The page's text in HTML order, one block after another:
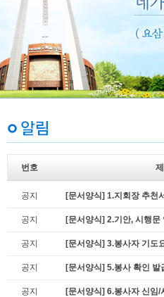
번호
공지 [문서양식] 1.지회장 추천
공지 [문서양식] 2.기안, 시행문
공지 [문서양식] 3.봉사자 기도
공지 [문서양식] 5.봉사 확인 발
공지 [문서양식] 6.봉사자 신임/